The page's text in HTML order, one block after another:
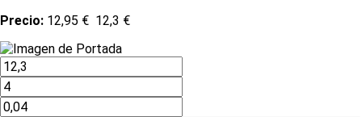
Precio: 12,95 € 12,3 €